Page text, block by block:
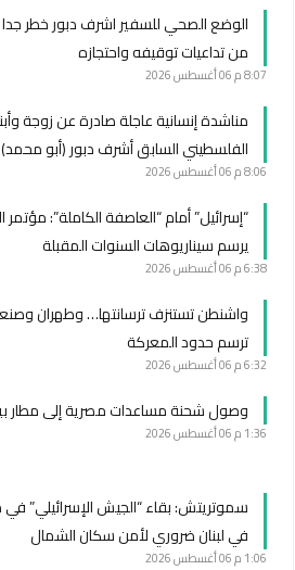
الوضع الصحي للسفير اشرف دبور خطر جدا
من تداعيات توقيفه واحتجازه
8:07 م 06 أغسطس 2026
مناشدة إنسانية عاجلة صادرة عن زوجة
الفلسطيني السابق أشرف دبور (أبو محمد)
8:06 م 06 أغسطس 2026
“إسرائيل” أمام “العاصفة الكاملة”:
يرسم سيناريوهات السنوات المقبلة
6:38 م 06 أغسطس 2026
واشنطن تستنزف ترسانتها… وطهران
ترسم حدود المعركة
6:32 م 06 أغسطس 2026
وصول شحنة مساعدات مصرية إلى مطار
1:36 م 06 أغسطس 2026
سموتريتش: بقاء “الجيش الإسرائيلي”
في لبنان ضروري لأمن سكان الشمال
1:06 م 06 أغسطس 2026